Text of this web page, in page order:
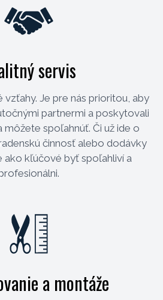
servis
Je pre nás prioritou, aby
partnermi a poskytovali
môžete spoľahnúť. Či už ide o
činnosť alebo dodávky
ako kľúčové byť spoľahliví a
a montáže